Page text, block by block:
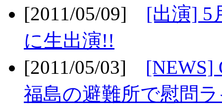
[2011/05/09] [出演] 5
に生出演!!
[2011/05/03] [NEWS]
福島の避難所で慰問